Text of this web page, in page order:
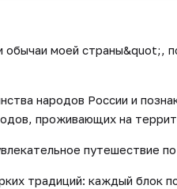
моей страны&quot;,
народов России и
проживающих на
путешествие
традиций: каждый блок